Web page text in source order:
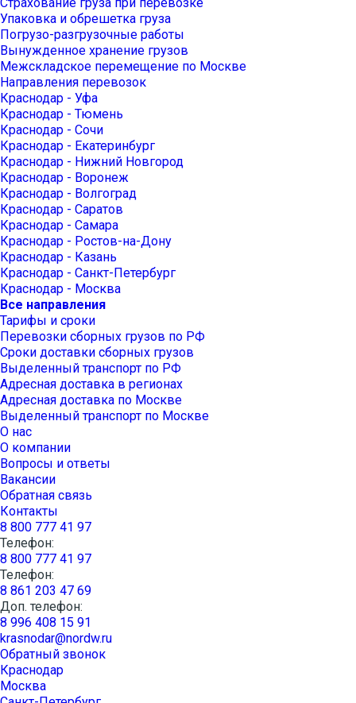
Упаковка и обрешетка груза
Погрузо-разгрузочные работы
Вынужденное хранение грузов
Межскладское перемещение по Москве
Направления перевозок
Краснодар - Уфа
Краснодар - Тюмень
Краснодар - Сочи
Краснодар - Екатеринбург
Краснодар - Нижний Новгород
Краснодар - Воронеж
Краснодар - Волгоград
Краснодар - Саратов
Краснодар - Самара
Краснодар - Ростов-на-Дону
Краснодар - Казань
Краснодар - Санкт-Петербург
Краснодар - Москва
Все направления
Тарифы и сроки
Перевозки сборных грузов по РФ
Сроки доставки сборных грузов
Выделенный транспорт по РФ
Адресная доставка в регионах
Адресная доставка по Москве
Выделенный транспорт по Москве
О нас
О компании
Вопросы и ответы
Вакансии
Обратная связь
Контакты
8 800 777 41 97
Телефон:
8 800 777 41 97
Телефон:
8 861 203 47 69
Доп. телефон:
8 996 408 15 91
krasnodar@nordw.ru
Обратный звонок
Краснодар
Москва